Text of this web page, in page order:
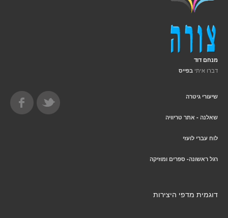
מנחם דוד
דברו איתי בפייס
שיעורי גיטרה
שאלנה - אתר טריוויה
לוח עברי לועזי
רגל ראשונה- ספרים ומוזיקה
דוגמית מדפי היצירות